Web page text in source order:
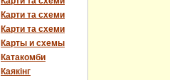
Карти та схеми
Карти та схеми
Карты и схемы
Катакомби
Каякінг